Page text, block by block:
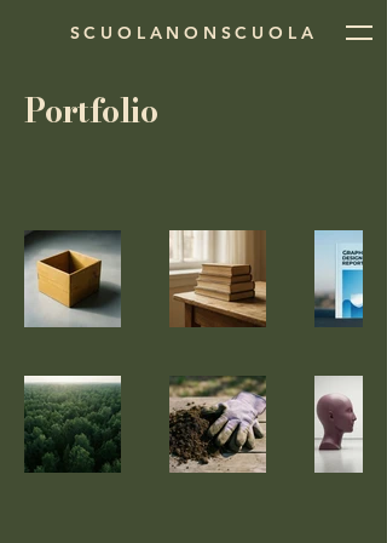
SCUOLANONSCUOLA
Portfolio